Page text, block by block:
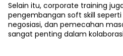
Selain itu, corporate training
pengembangan soft skill
negosiasi, dan pemecahan
sangat penting dalam